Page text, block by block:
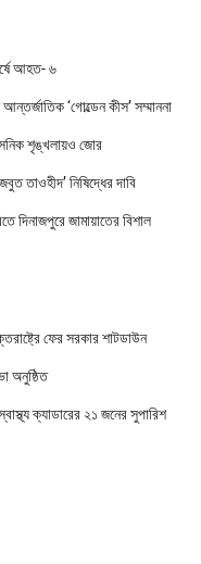
আহত- ৬
‘গোল্ডেন কীস’ সম্মাননা
শৃঙ্খলায়ও জোর
তাওহীদ’ নিষিদ্ধের দাবি
দিনাজপুরে জামায়াতের বিশাল
ফের সরকার শাটডাউন
অনুষ্ঠিত
ক্যাডারের ২১ জনের সুপারিশ